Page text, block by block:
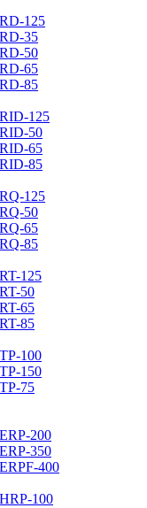
125
35
50
65
85
125
50
65
85
125
50
65
85
125
50
65
85
100
150
75
200
350
400
100